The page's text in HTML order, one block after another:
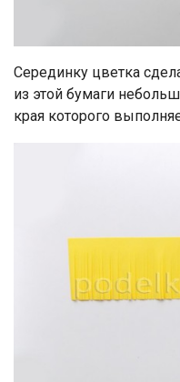
Серединку цветка
из этой бумаги
края которого